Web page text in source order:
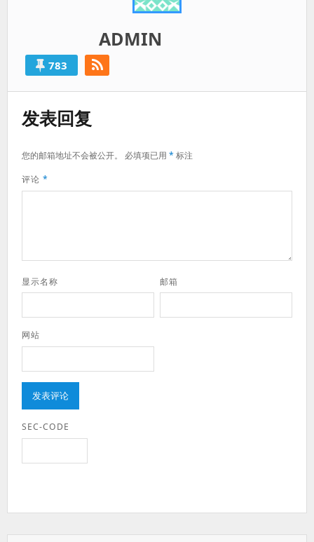
ADMIN
783
发表回复
您的邮箱地址不会被公开。 必填项已用 *标注
评论 *
显示名称 邮箱
网站
SEC-CODE